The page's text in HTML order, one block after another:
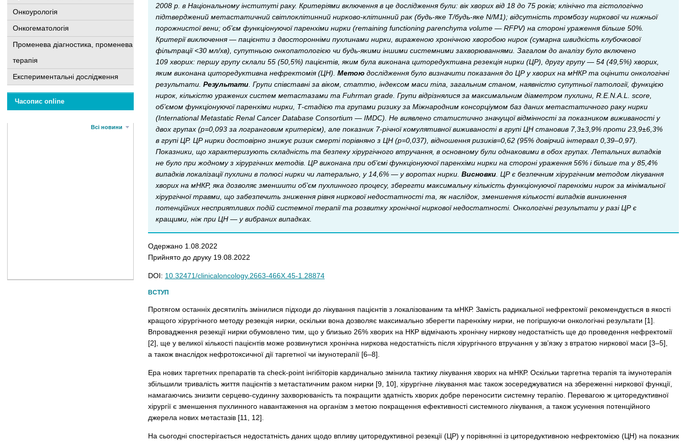
Онкоурологія
Онкогематологія
Променева діагностика, променева
терапія
Експериментальні дослідження
Часопис online
Всі новини
2008 р. в Національному інституті раку. Критеріями включення в це дослідження були: вік хворих від 18 до 75 років; клінічно та гістологічно
підтверджений метастатичний світлоклітинний нирково-клітинний рак (будь-яке T/будь-яке N/M1); відсутність тромбозу ниркової чи нижньої
порожнистої вени; об’єм функціонуючої паренхіми нирки (remaining functioning parenchyma volume — RFPV) на стороні ураження більше 50%.
Критерії виключення — пацієнти з двосторонніми пухлинами нирки, вираженою хронічною хворобою нирок (сумарна швидкість клубочкової
фільтрації <30 мл/хв), супутньою онкопатологією чи будь-якими іншими системними захворюваннями. Загалом до аналізу було включено
109 хворих: першу групу склали 55 (50,5%) пацієнтів, яким була виконана циторедуктивна резекція нирки (ЦР), другу групу — 54 (49,5%) хворих,
яким виконана циторедуктивна нефректомія (ЦН). Метою дослідження було визначити показання до ЦР у хворих на мНКР та оцінити онкологічні
результати. Результати . Групи співставні за віком, статтю, індексом маси тіла, загальним станом, наявністю супутньої патології, функцією
нирок, кількістю уражених систем метастазами та Fuhrman grade. Групи відрізнялися за максимальним діаметром пухлини, R.E.N.A.L. score,
об’ємом функціонуючої паренхіми нирки, Т-стадією та групами ризику за Міжнародним консорціумом баз даних метастатичного раку нирки
(International Metastatic Renal Cancer Database Consortium — IMDC). Не виявлено статистично значущої відмінності за показником виживаності у
двох групах (p=0,093 за логранговим критерієм), але показник 7-річної комулятивної виживаності в групі ЦН становив 7,3±3,9% проти 23,9±6,3%
в групі ЦР. ЦР нирки достовірно знижує ризик смерті порівняно з ЦН (p=0,037), відношення ризиків=0,62 (95% довірчий інтервал 0,39–0,97).
Показники, що характеризують складність та безпеку хірургічного втручання, в основному були однаковими в обох групах. Летальних випадків
не було при жодному з хірургічних методів. ЦР виконана при об’ємі функціонуючої паренхіми нирки на стороні ураження 56% і більше та у 85,4%
випадків локалізації пухлини в полюсі нирки чи латерально, у 14,6% — у воротах нирки. Висновки . ЦР є безпечним хірургічним методом лікування
хворих на мНКР, яка дозволяє зменшити об’єм пухлинного процесу, зберегти максимальну кількість функціонуючої паренхіми нирок за мінімальної
хірургічної травми, що забезпечить зниження рівня ниркової недостатності та, як наслідок, зменшення кількості випадків виникнення
потенційних несприятливих подій системної терапії та розвитку хронічної ниркової недостатності. Онкологічні результати у разі ЦР є
кращими, ніж при ЦН — у вибраних випадках.
Одержано 1.08.2022
Прийнято до друку 19.08.2022
DOI: 10.32471/clinicaloncology.2663-466X.45-1.28874
ВСТУП
Протягом останніх десятиліть змінилися підходи до лікування пацієнтів з локалізованим та мНКР. Замість радикальної нефректомії рекомендується в якості
кращого хірургічного методу резекція нирки, оскільки вона дозволяє максимально зберегти паренхіму нирки, не погіршуючи онкологічні результати [1].
Впровадження резекції нирки обумовлено тим, що у близько 26% хворих на НКР відмічають хронічну ниркову недостатність ще до проведення нефректомії
[2], ще у великої кількості пацієнтів може розвинутися хронічна ниркова недостатність після хірургічного втручання у зв’язку з втратою ниркової маси [3–5],
а також внаслідок нефротоксичної дії таргетної чи імунотерапії [6–8].
Ера нових таргетних препаратів та check-point інгібіторів кардинально змінила тактику лікування хворих на мНКР. Оскільки таргетна терапія та імунотерапія
збільшили тривалість життя пацієнтів з метастатичним раком нирки [9, 10], хірургічне лікування має також зосереджуватися на збереженні ниркової функції,
намагаючись знизити серцево-судинну захворюваність та покращити здатність хворих добре переносити системну терапію. Перевагою ж циторедуктивної
хірургії є зменшення пухлинного навантаження на організм з метою покращення ефективності системного лікування, а також усунення потенційного
джерела нових метастазів [11, 12].
На сьогодні спостерігається недостатність даних щодо впливу циторедуктивної резекції (ЦР) у порівнянні із циторедуктивною нефректомією (ЦН) на показник